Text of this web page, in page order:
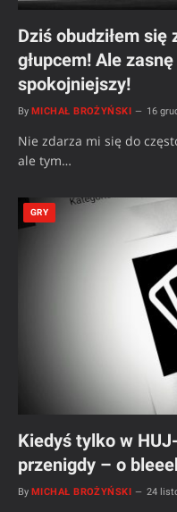
Dziś obudziłem
głupcem! Ale
spokojniejszy!
By MICHAŁ BROŻYŃSKI 16
Nie zdarza mi się do
ale tym…
GRY
Kiedyś tylko w
przenigdy – o
By MICHAŁ BROŻYŃSKI 24